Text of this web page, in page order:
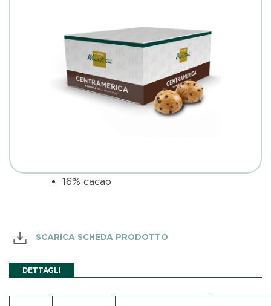
16% cacao
SCARICA SCHEDA PRODOTTO
DETTAGLI